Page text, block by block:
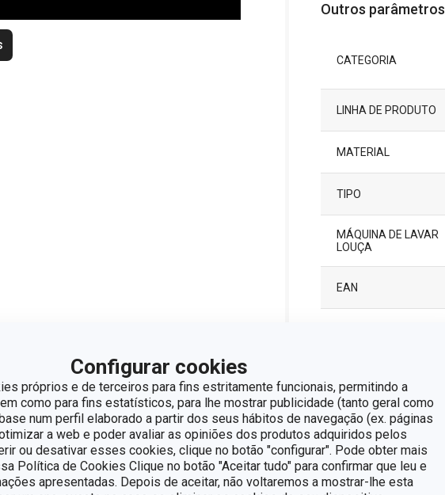
Configurar cookies
próprios e de terceiros para fins estritamente funcionais, permitindo a
como para fins estatísticos, para lhe mostrar publicidade (tanto geral como
num perfil elaborado a partir dos seus hábitos de navegação (ex. páginas
a web e poder avaliar as opiniões dos produtos adquiridos pelos
ou desativar esses cookies, clique no botão "configurar". Pode obter mais
Política de Cookies Clique no botão "Aceitar tudo" para confirmar que leu e
apresentadas. Depois de aceitar, não voltaremos a mostrar-lhe esta
Outros parâmetros
CATEGORIA
LINHA DE PRODUTO
MATERIAL
TIPO
MÁQUINA DE LAVAR
LOUÇA
EAN
Pacote
LARGURA (CM)
ALTURA (CM)